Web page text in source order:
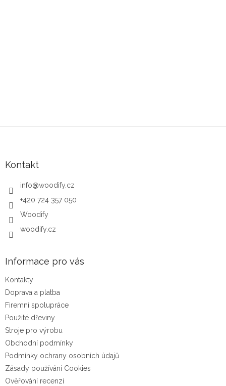
Kontakt
info@woodify.cz
+420 724 357 050
Woodify
woodify.cz
Informace pro vás
Kontakty
Doprava a platba
Firemní spolupráce
Použité dřeviny
Stroje pro výrobu
Obchodní podmínky
Podmínky ochrany osobních údajů
Zásady používání Cookies
Ověřování recenzí